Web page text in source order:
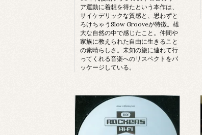
ア運動に着想を得たという本作は、
サイケデリックな質感と、思わずと
ろけちゃうSlow Grooveが特徴。雄
大な自然の中で感じたこと。仲間や
家族に教えられた自由に生きること
の素晴らしさ。未知の旅に連れて行
ってくれる音楽へのリスペクトをパ
ッケージしている。